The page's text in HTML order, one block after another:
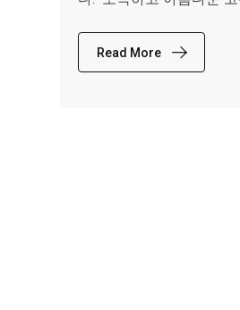
Read More